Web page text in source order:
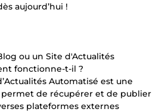
aujourd’hui !
ou un Site d'Actualités
fonctionne-t-il ?
Automatisé est une
de récupérer et de publier
plateformes externes